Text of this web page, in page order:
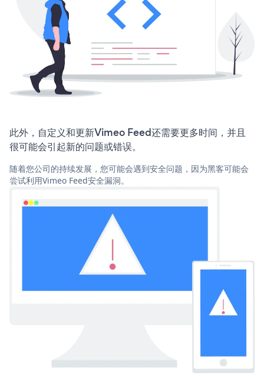
此外，自定义和更新Vimeo Feed还需要更多时间，并且
很可能会引起新的问题或错误。
随着您公司的持续发展，您可能会遇到安全问题，因为黑客可能会
尝试利用Vimeo Feed安全漏洞。